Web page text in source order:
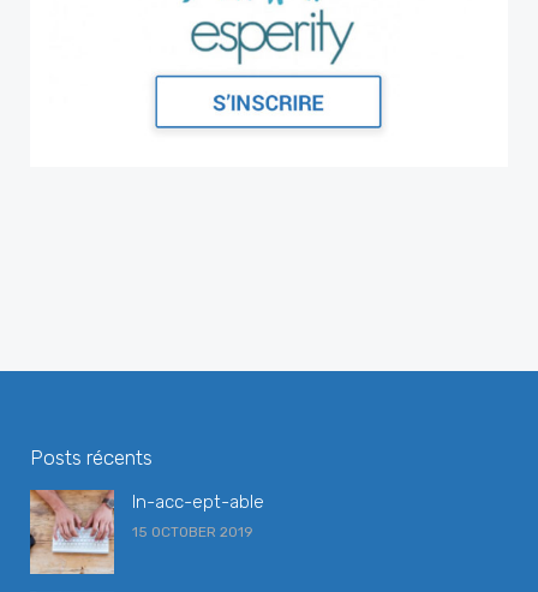
Share
"Wees niet bang.
Photo
View on Facebook
Posts récents
In-acc-ept-able
15 OCTOBER 2019